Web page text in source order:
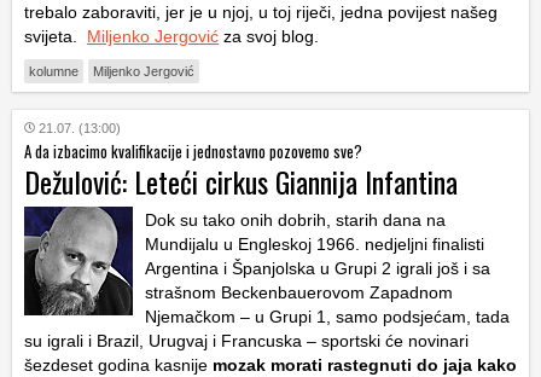
trebalo zaboraviti, jer je u njoj, u toj riječi, jedna povijest našeg
svijeta. Miljenko Jergović za svoj blog.
kolumne Miljenko Jergović
21.07. (13:00)
A da izbacimo kvalifikacije i jednostavno pozovemo sve?
Dežulović: Leteći cirkus Giannija Infantina
Dok su tako onih dobrih, starih dana na
Mundijalu u Engleskoj 1966. nedjeljni finalisti
Argentina i Španjolska u Grupi 2 igrali još i sa
strašnom Beckenbauerovom Zapadnom
Njemačkom – u Grupi 1, samo podsjećam, tada
su igrali i Brazil, Urugvaj i Francuska – sportski će novinari
šezdeset godina kasnije mozak morati rastegnuti do jaja kako